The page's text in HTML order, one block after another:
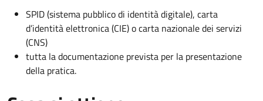
SPID (sistema pubblico di identità digitale), carta
d’identità elettronica (CIE) o carta nazionale dei servizi
(CNS)
tutta la documentazione prevista per la presentazione
della pratica.